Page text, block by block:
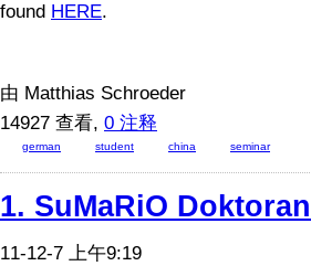
found HERE.
由 Matthias Schroeder
14927 查看, 0 注释
german student china seminar
1. SuMaRiO
11-12-7 上午9:19